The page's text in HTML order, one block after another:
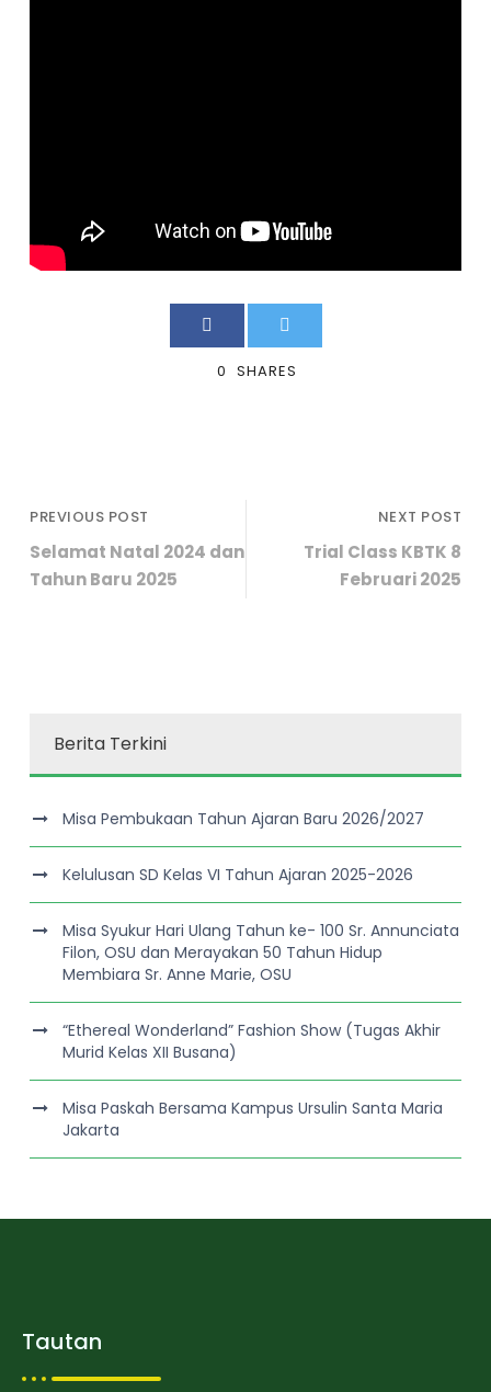
0 SHARES
PREVIOUS POST
Selamat Natal 2024 dan
Tahun Baru 2025
NEXT POST
Trial Class KBTK 8
Februari 2025
Berita Terkini
Misa Pembukaan Tahun Ajaran Baru 2026/2027
Kelulusan SD Kelas VI Tahun Ajaran 2025-2026
Misa Syukur Hari Ulang Tahun ke- 100 Sr. Annunciata
Filon, OSU dan Merayakan 50 Tahun Hidup
Membiara Sr. Anne Marie, OSU
“Ethereal Wonderland” Fashion Show (Tugas Akhir
Murid Kelas XII Busana)
Misa Paskah Bersama Kampus Ursulin Santa Maria
Jakarta
Tautan